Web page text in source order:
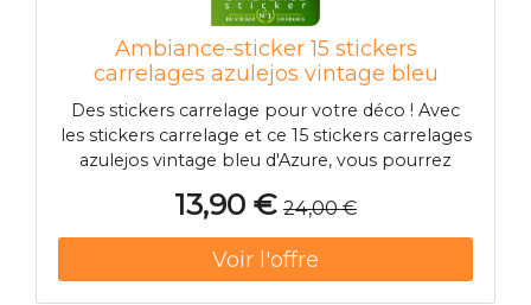
Ambiance-sticker 15 stickers
carrelages azulejos vintage bleu
d'Azure
Des stickers carrelage pour votre déco ! Avec
les stickers carrelage et ce 15 stickers carrelages
azulejos vintage bleu d'Azure, vous pourrez
ou maison à votre guise ! Dimension des
stickers carrelages : Pour le 30 x 50 cm, les
stickers carrelages mesu
13,90 € 24,00 €